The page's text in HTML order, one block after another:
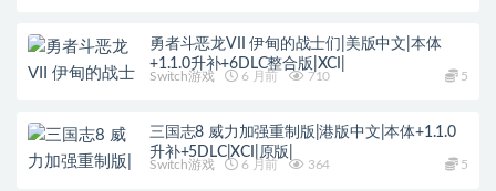
勇者斗恶龙VII 伊甸的战士们|美版中文|本体
+1.1.0升补+6DLC整合版|XCI|
Switch游戏 6 月前 710 5
三国志8 威力加强重制版|港版中文|本体+1.1.0
升补+5DLC|XCI|原版|
Switch游戏 6 月前 364 5